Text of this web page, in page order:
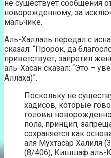
не существует сообщения
новорожденному, за
мальчике.
Аль-Халлаль передал с
сказал: “Пророк, да
приветствует, запретил
аль-Хасан сказал: “Это –
Аллаха)”.
Поскольку не
хадисов, которые
головы
пола, принцип,
сохраняется как
аля Мухтасар Халиля
(8/406), Кишшаф аль-